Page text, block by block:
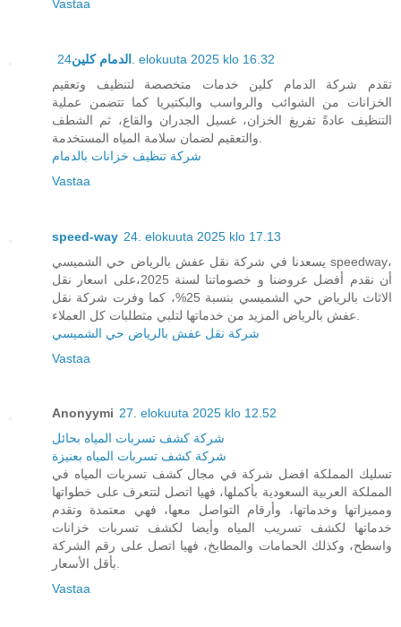
Vastaa
الدمام كلين 24. elokuuta 2025 klo 16.32
تقدم شركة الدمام كلين خدمات متخصصة لتنظيف وتعقيم
الخزانات من الشوائب والرواسب والبكتيريا كما تتضمن عملية
التنظيف عادةً تفريغ الخزان، غسيل الجدران والقاع، ثم الشطف
شركة تنظيف خزانات بالدمام
Vastaa
speed-way 24. elokuuta 2025 klo 17.13
يسعدنا في شركة نقل عفش بالرياض حي الشميسي speedway،
أن نقدم أفضل عروضنا و خصوماتنا لسنة 2025،على اسعار نقل
الاثاث بالرياض حي الشميسي بنسبة 25%، كما وفرت شركة نقل
شركة نقل عفش بالرياض حي الشميسي
Vastaa
Anonyymi 27. elokuuta 2025 klo 12.52
شركة كشف تسربات المياه بحائل
شركة كشف تسربات المياه بعنيزة
تسليك المملكة افضل شركة في مجال كشف تسربات المياه في
المملكة العربية السعودية بأكملها، فهيا اتصل لتتعرف على خطواتها
ومميزاتها وخدماتها، وأرقام التواصل معها، فهي معتمدة وتقدم
خدماتها لكشف تسريب المياه وأيضا لكشف تسربات خزانات
واسطح، وكذلك الحمامات والمطابخ، فهيا اتصل على رقم الشركة
بأقل الأسعار.
Vastaa